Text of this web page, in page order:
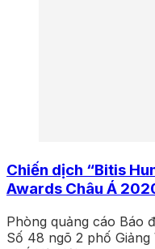
Chiến dịch “Bitis
Awards Châu Á
Phòng quảng cáo Báo
Số 48 ngõ 2 phố